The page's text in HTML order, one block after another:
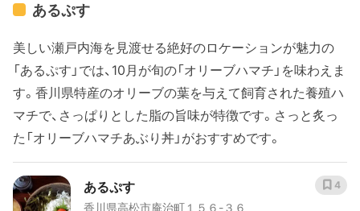
あるぷす
美しい瀬戸内海を見渡せる絶好のロケーションが魅力の
「あるぷす」では、10月が旬の「オリーブハマチ」を味わえま
す。香川県特産のオリーブの葉を与えて飼育された養殖ハ
マチで、さっぱりとした脂の旨味が特徴です。さっと炙っ
た「オリーブハマチあぶり丼」がおすすめです。
あるぷす
香川県高松市庵治町１５６-３６
4